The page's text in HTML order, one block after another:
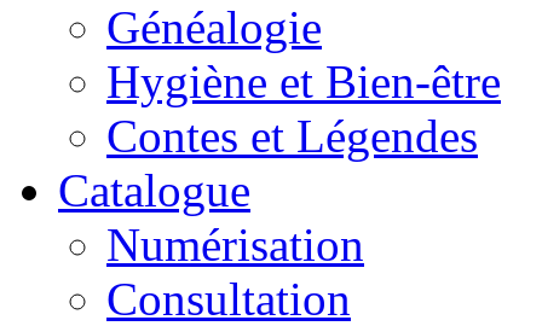
Généalogie
Hygiène et Bien-être
Contes et Légendes
Catalogue
Numérisation
Consultation